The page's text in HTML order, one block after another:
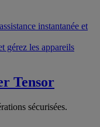
instantanée et
gérez les appareils
Tensor
sécurisées.